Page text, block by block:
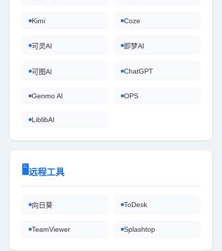
Kimi Coze
可灵AI 即梦AI
可图AI ChatGPT
Genmo AI OPS
LiblibAI
🖥 远程工具
向日葵 ToDesk
TeamViewer Splashtop